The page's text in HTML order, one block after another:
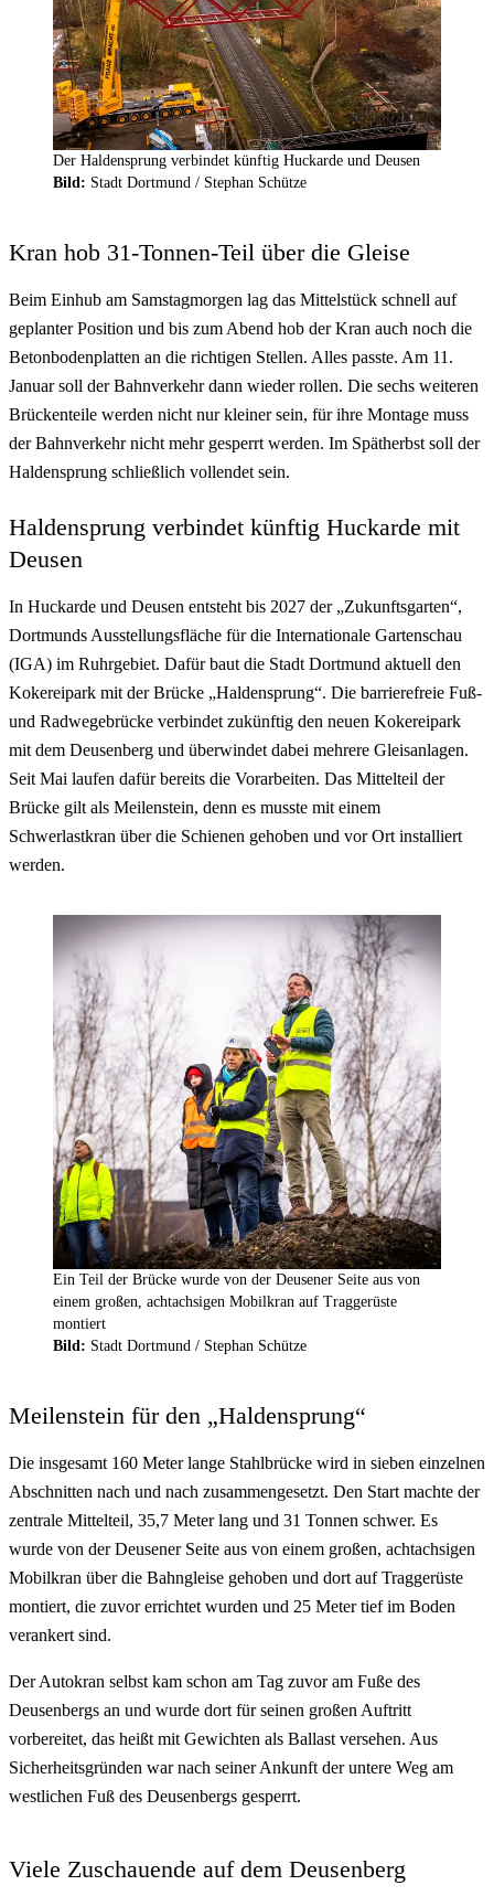
Der Haldensprung verbindet künftig Huckarde und Deusen
Bild: Stadt Dortmund / Stephan Schütze
Kran hob 31-Tonnen-Teil über die Gleise
Beim Einhub am Samstagmorgen lag das Mittelstück schnell auf
geplanter Position und bis zum Abend hob der Kran auch noch die
Betonbodenplatten an die richtigen Stellen. Alles passte. Am 11.
Januar soll der Bahnverkehr dann wieder rollen. Die sechs weiteren
Brückenteile werden nicht nur kleiner sein, für ihre Montage muss
der Bahnverkehr nicht mehr gesperrt werden. Im Spätherbst soll der
Haldensprung schließlich vollendet sein.
Haldensprung verbindet künftig Huckarde mit
Deusen
In Huckarde und Deusen entsteht bis 2027 der „Zukunftsgarten“,
Dortmunds Ausstellungsfläche für die Internationale Gartenschau
(IGA) im Ruhrgebiet. Dafür baut die Stadt Dortmund aktuell den
Kokereipark mit der Brücke „Haldensprung“. Die barrierefreie Fuß-
und Radwegebrücke verbindet zukünftig den neuen Kokereipark
mit dem Deusenberg und überwindet dabei mehrere Gleisanlagen.
Seit Mai laufen dafür bereits die Vorarbeiten. Das Mittelteil der
Brücke gilt als Meilenstein, denn es musste mit einem
Schwerlastkran über die Schienen gehoben und vor Ort installiert
werden.
Ein Teil der Brücke wurde von der Deusener Seite aus von
einem großen, achtachsigen Mobilkran auf Traggerüste
montiert
Bild: Stadt Dortmund / Stephan Schütze
Meilenstein für den „Haldensprung“
Die insgesamt 160 Meter lange Stahlbrücke wird in sieben einzelnen
Abschnitten nach und nach zusammengesetzt. Den Start machte der
zentrale Mittelteil, 35,7 Meter lang und 31 Tonnen schwer. Es
wurde von der Deusener Seite aus von einem großen, achtachsigen
Mobilkran über die Bahngleise gehoben und dort auf Traggerüste
montiert, die zuvor errichtet wurden und 25 Meter tief im Boden
verankert sind.
Der Autokran selbst kam schon am Tag zuvor am Fuße des
Deusenbergs an und wurde dort für seinen großen Auftritt
vorbereitet, das heißt mit Gewichten als Ballast versehen. Aus
Sicherheitsgründen war nach seiner Ankunft der untere Weg am
westlichen Fuß des Deusenbergs gesperrt.
Viele Zuschauende auf dem Deusenberg